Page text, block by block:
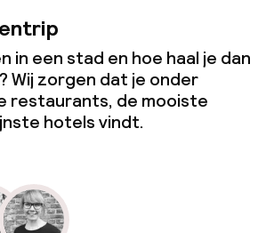
in een stad en hoe haal je dan
Wij zorgen dat je onder
restaurants, de mooiste
hotels vindt.